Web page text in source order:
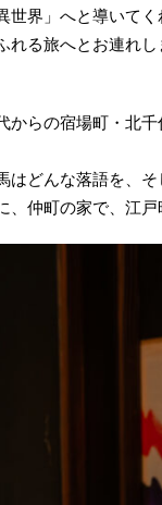
世界」へと導いて
れる旅へとお連れし
からの宿場町・北千
はどんな落語を、
、仲町の家で、江